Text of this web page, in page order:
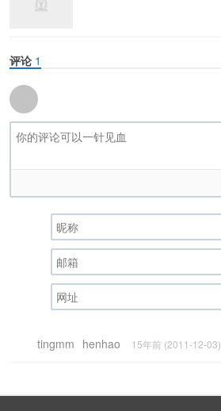
评论 1
tingmm henhao 15年前 (2011-12-03)